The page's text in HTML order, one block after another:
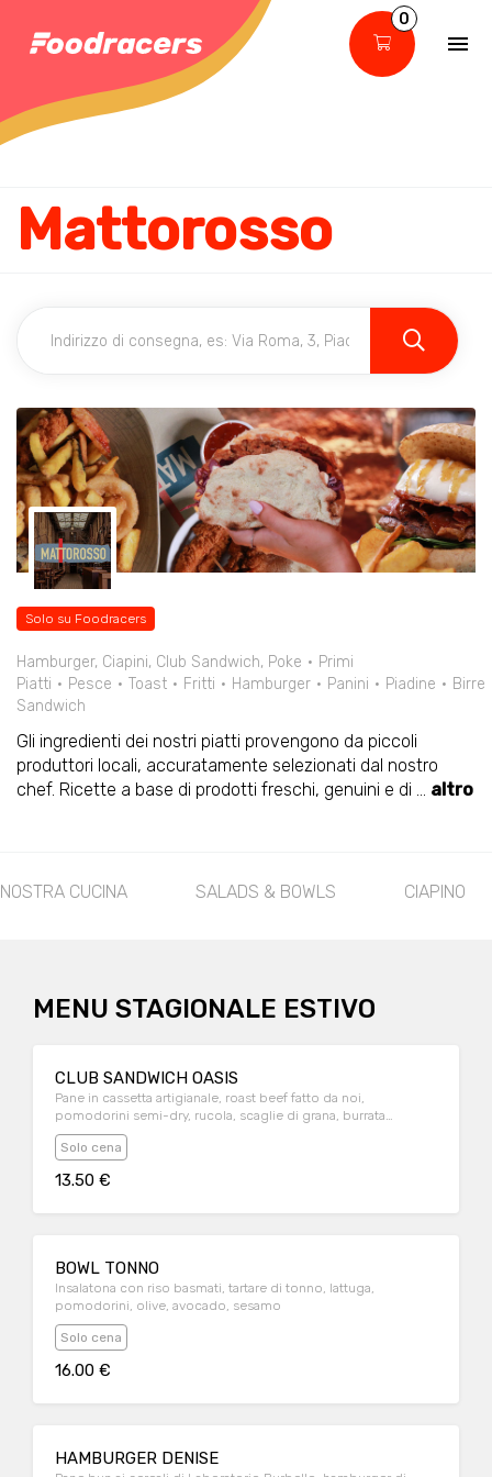
0
Mattorosso
Solo su Foodracers
Hamburger, Ciapini, Club Sandwich, Poke
Primi
Piatti
Pesce Toast Fritti Hamburger Panini Piadine
Birre
Sandwich
Gli ingredienti dei nostri piatti provengono da piccoli
produttori locali, accuratamente selezionati dal nostro
chef. Ricette a base di prodotti freschi, genuini e di ... altro
CUCINA SALADS & BOWLS CIAPINO
MENU STAGIONALE ESTIVO
CLUB SANDWICH OASIS
Pane in cassetta artigianale, roast beef fatto da noi,
pomodorini semi-dry, rucola, scaglie di grana, burrata
affumicata. Servito con maionese.
Solo cena
13.50 €
BOWL TONNO
Insalatona con riso basmati, tartare di tonno, lattuga,
pomodorini, olive, avocado, sesamo
Solo cena
16.00 €
HAMBURGER DENISE